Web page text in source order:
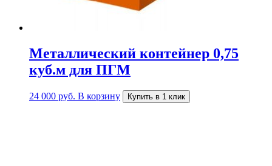
Металлический контейнер 0,75
куб.м для ПГМ
24 000 руб. В корзину Купить в 1 клик